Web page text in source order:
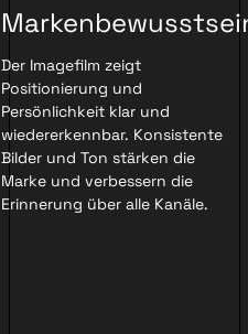
Der Imagefilm zeigt
Positionierung und
Persönlichkeit klar und
wiedererkennbar. Konsistente
Bilder und Ton stärken die
Marke und verbessern die
Erinnerung über alle Kanäle.